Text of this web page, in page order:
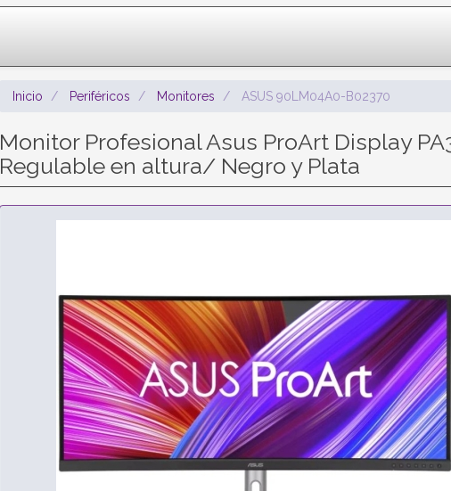
Inicio Periféricos Monitores ASUS 90LM04A0-B02370
Monitor Profesional Asus ProArt Display
Regulable en altura/ Negro y Plata